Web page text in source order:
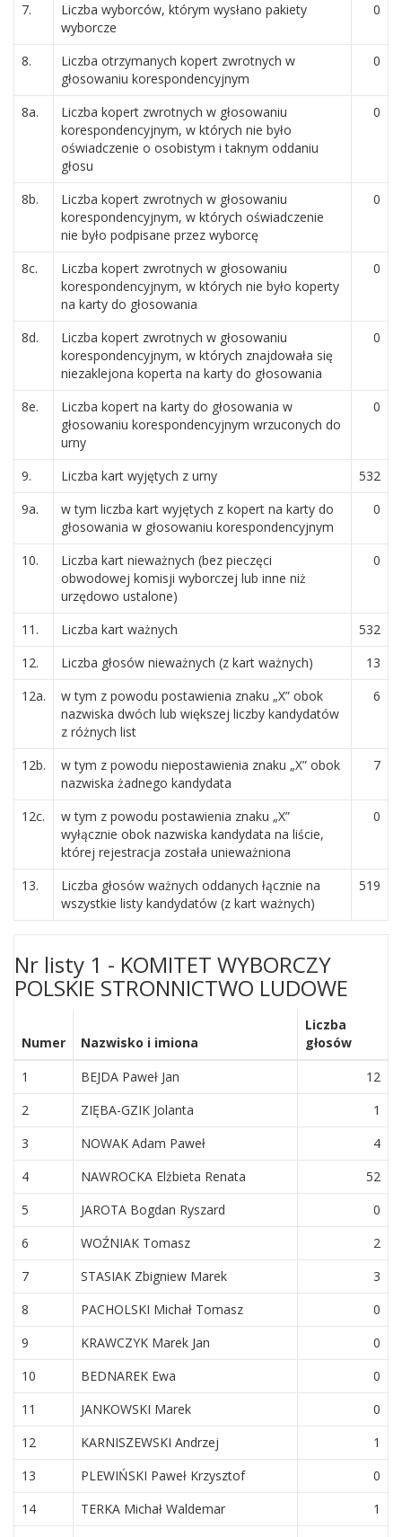
7.
Liczba wyborców, którym wysłano pakiety
wyborcze
0
8.
Liczba otrzymanych kopert zwrotnych w
głosowaniu korespondencyjnym
0
8a.
Liczba kopert zwrotnych w głosowaniu
korespondencyjnym, w których nie było
oświadczenie o osobistym i taknym oddaniu
głosu
0
8b.
Liczba kopert zwrotnych w głosowaniu
korespondencyjnym, w których oświadczenie
nie było podpisane przez wyborcę
0
8c.
Liczba kopert zwrotnych w głosowaniu
korespondencyjnym, w których nie było koperty
na karty do głosowania
0
8d.
Liczba kopert zwrotnych w głosowaniu
korespondencyjnym, w których znajdowała się
niezaklejona koperta na karty do głosowania
0
8e.
Liczba kopert na karty do głosowania w
głosowaniu korespondencyjnym wrzuconych do
urny
0
9. Liczba kart wyjętych z urny
532
9a.
w tym liczba kart wyjętych z kopert na karty do
głosowania w głosowaniu korespondencyjnym
0
10.
Liczba kart nieważnych (bez pieczęci
obwodowej komisji wyborczej lub inne niż
urzędowo ustalone)
0
11. Liczba kart ważnych
532
12.
Liczba głosów nieważnych (z kart ważnych)
13
12a.
w tym z powodu postawienia znaku „X” obok
nazwiska dwóch lub większej liczby kandydatów
z różnych list
6
12b.
w tym z powodu niepostawienia znaku „X” obok
nazwiska żadnego kandydata
7
12c.
w tym z powodu postawienia znaku „X”
wyłącznie obok nazwiska kandydata na liście,
której rejestracja została unieważniona
0
13.
Liczba głosów ważnych oddanych łącznie na
wszystkie listy kandydatów (z kart ważnych)
519
Nr listy 1 - KOMITET WYBORCZY
POLSKIE STRONNICTWO LUDOWE
Numer Nazwisko i imiona
Liczba
głosów
1
BEJDA Paweł Jan
12
2
ZIĘBA-GZIK Jolanta
1
3
NOWAK Adam Paweł
4
4
NAWROCKA Elżbieta Renata
52
5
JAROTA Bogdan Ryszard
0
6
WOŹNIAK Tomasz
2
7
STASIAK Zbigniew Marek
3
8
PACHOLSKI Michał Tomasz
0
9
KRAWCZYK Marek Jan
0
10
BEDNAREK Ewa
0
11
JANKOWSKI Marek
0
12
KARNISZEWSKI Andrzej
1
13
PLEWIŃSKI Paweł Krzysztof
0
14
TERKA Michał Waldemar
1